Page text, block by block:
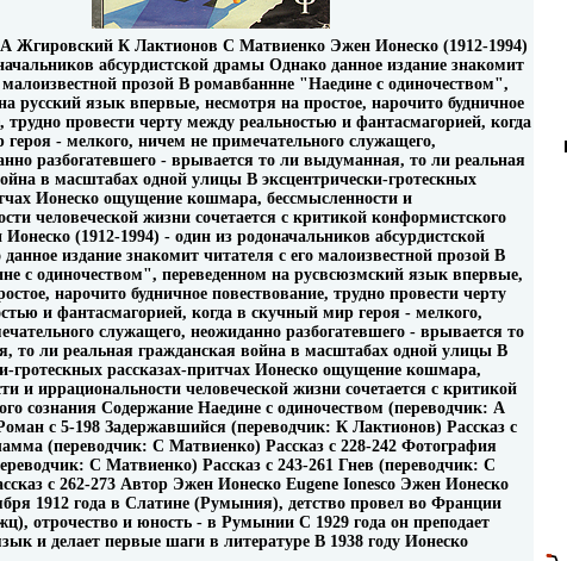
Жгировский К Лактионов С Матвиенко Эжен Ионеско (1912-1994)
абсурдистской драмы Однако данное издание знакомит
малоизвестной прозой В ромавбаннне "Наедине с одиночеством",
русский язык впервые, несмотря на простое, нарочито будничное
трудно провести черту между реальностью и фантасмагорией, когда
- мелкого, ничем не примечательного служащего,
разбогатевшего - врывается то ли выдуманная, то ли реальная
в масштабах одной улицы В эксцентрически-гротескных
Ионеско ощущение кошмара, бессмысленности и
человеческой жизни сочетается с критикой конформистского
(1912-1994) - один из родоначальников абсурдистской
издание знакомит читателя с его малоизвестной прозой В
с одиночеством", переведенном на русвсюзмский язык впервые,
нарочито будничное повествование, трудно провести черту
и фантасмагорией, когда в скучный мир героя - мелкого,
служащего, неожиданно разбогатевшего - врывается то
то ли реальная гражданская война в масштабах одной улицы В
гротескных рассказах-притчах Ионеско ощущение кошмара,
и иррациональности человеческой жизни сочетается с критикой
сознания Содержание Наедине с одиночеством (переводчик: А
c 5-198 Задержавшийся (переводчик: К Лактионов) Рассказ c
(переводчик: С Матвиенко) Рассказ c 228-242 Фотография
С Матвиенко) Рассказ c 243-261 Гнев (переводчик: С
c 262-273 Автор Эжен Ионеско Eugene Ionesco Эжен Ионеско
1912 года в Слатине (Румыния), детство провел во Франции
отрочество и юность - в Румынии С 1929 года он преподает
и делает первые шаги в литературе В 1938 году Ионеско